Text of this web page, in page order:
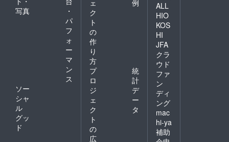
写真
・
パ
フ
ォ
ー
マ
ン
ス
ソー
シャ
ル
グッ
ド
ェ
ク
ト
の
作
り
方
例
プ
ロ
ジ
ェ
ク
ト
の
広
統
計
デ
ー
タ
ALL
HIO
KOS
HI
JFA
クラ
ウド
ファ
ン
ディ
ング
mac
hi-ya
補助